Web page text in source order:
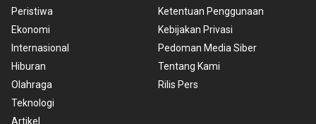
Peristiwa
Ekonomi
Internasional
Hiburan
Olahraga
Teknologi
Artikel
Ketentuan Penggunaan
Kebijakan Privasi
Pedoman Media Siber
Tentang Kami
Rilis Pers